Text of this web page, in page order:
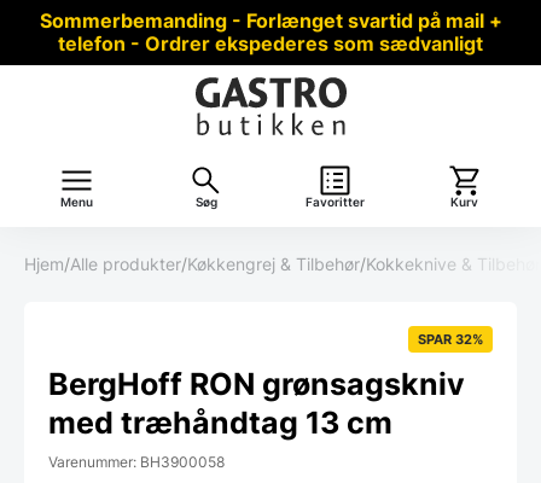
Sommerbemanding - Forlænget svartid på mail +
telefon - Ordrer ekspederes som sædvanligt
Menu Søg Favoritter Kurv
Hjem/Alle produkter/Køkkengrej & Tilbehør/Kokkeknive & Tilbehør
SPAR 32%
BergHoff RON grønsagskniv
med træhåndtag 13 cm
Varenummer: BH3900058